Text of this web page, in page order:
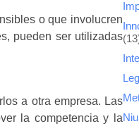
o que involucren
pueden ser utilizadas
a otra empresa. Las
la competencia y la